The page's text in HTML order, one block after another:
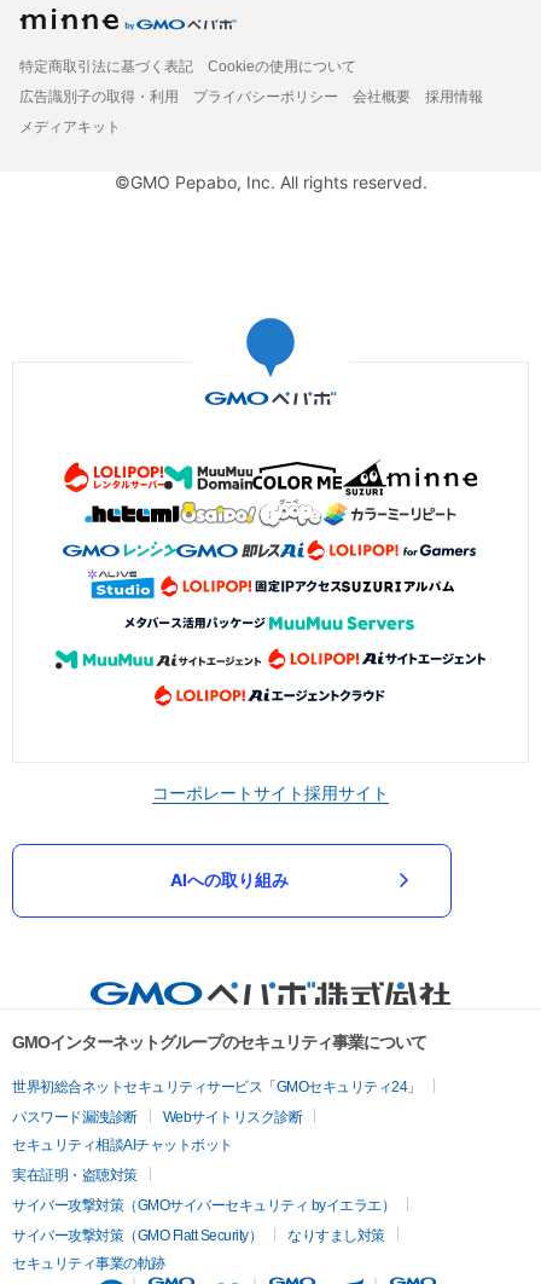
特定商取引法に基づく表記
Cookieの使用について
広告識別子の取得・利用
プライバシーポリシー 会社概要
採用情報
メディアキット
©GMO Pepabo, Inc. All rights reserved.
コーポレートサイト採用サイト
AIへの取り組み
GMOインターネットグループのセキュリティ事業について
世界初総合ネットセキュリティサービス「GMOセキュリティ24」
パスワード漏洩診断
Webサイトリスク診断
セキュリティ相談AIチャットボット
実在証明・盗聴対策
サイバー攻撃対策（GMOサイバーセキュリティ byイエラエ）
サイバー攻撃対策（GMO Flatt Security）
なりすまし対策
セキュリティ事業の軌跡